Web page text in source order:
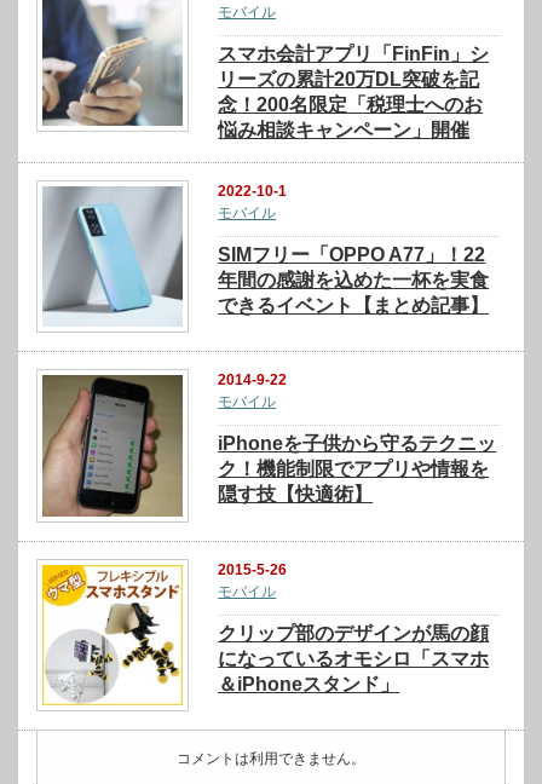
モバイル
スマホ会計アプリ「FinFin」シ
リーズの累計20万DL突破を記
念！200名限定「税理士へのお
悩み相談キャンペーン」開催
2022-10-1
モバイル
SIMフリー「OPPO A77」！22
年間の感謝を込めた一杯を実食
できるイベント【まとめ記事】
2014-9-22
モバイル
iPhoneを子供から守るテクニッ
ク！機能制限でアプリや情報を
隠す技【快適術】
2015-5-26
モバイル
クリップ部のデザインが馬の顔
になっているオモシロ「スマホ
＆iPhoneスタンド」
コメントは利用できません。